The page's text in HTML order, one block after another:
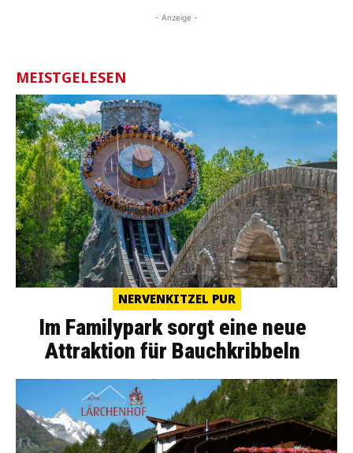
- Anzeige -
MEISTGELESEN
NERVENKITZEL PUR
Im Familypark sorgt eine neue
Attraktion für Bauchkribbeln